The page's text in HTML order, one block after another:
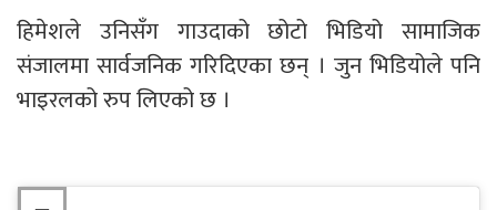
हिमेशले उनिसँग गाउदाको छोटो भिडियो सामाजिक
संजालमा सार्वजनिक गरिदिएका छन् । जुन भिडियोले पनि
भाइरलको रुप लिएको छ ।